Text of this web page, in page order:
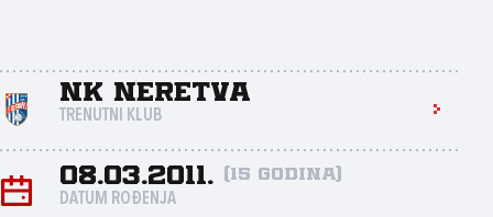
NK Neretva
TRENUTNI KLUB
08.03.2011. (15 godina)
DATUM ROĐENJA